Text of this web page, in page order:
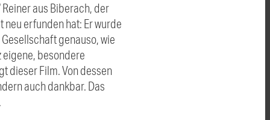
aus Biberach, der
erfunden hat: Er wurde
genauso, wie
besondere
dieser Film. Von dessen
auch dankbar. Das